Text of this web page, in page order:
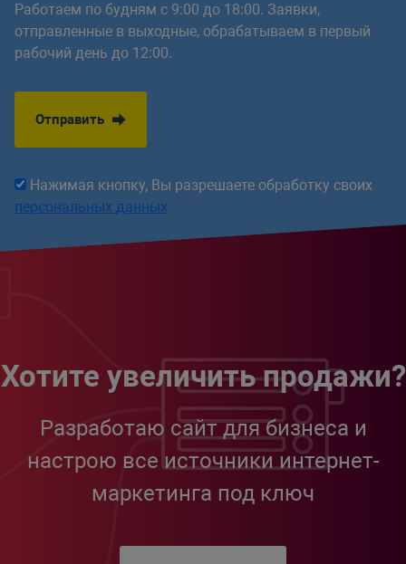
Работаем по будням с 9:00 до 18:00. Заявки,
отправленные в выходные, обрабатываем в первый
рабочий день до 12:00.
Отправить
Нажимая кнопку, Вы разрешаете обработку своих
персональных данных
Хотите увеличить продажи?
Разработаю сайт для бизнеса и
настрою все источники интернет-
маркетинга под ключ